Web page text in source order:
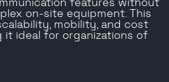
features without
on-site equipment. This
mobility, and cost
it ideal for organizations of